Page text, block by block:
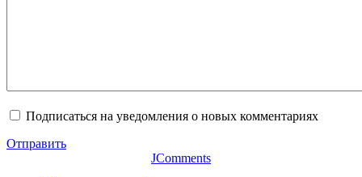
Подписаться на уведомления о новых комментариях
Отправить
JComments